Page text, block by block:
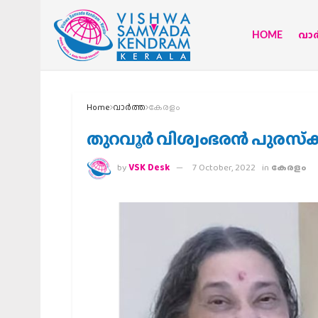
HOME
Home വാര്‍ത്ത കേരളം
തുറവൂര്‍ വിശ്വംഭരന്‍
byVSK Desk 7 October, 2022 in കേരളം